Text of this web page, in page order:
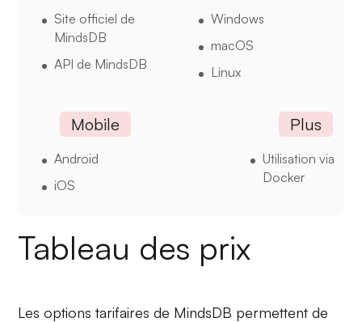
Site officiel de
MindsDB
API de MindsDB
Windows
macOS
Linux
Mobile
Android
iOS
Plus
Utilisation via
Docker
Tableau des prix
Les options tarifaires de MindsDB permettent de